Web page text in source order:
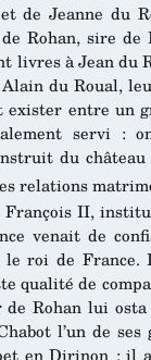
de Jeanne du
Rohan, sire
livres à Jean du
du Roual,
entre un
servi :
du
relations
François II,
venait de
roi de France.
qualité de
Rohan lui osta
l’un de
en Dirinon ; il